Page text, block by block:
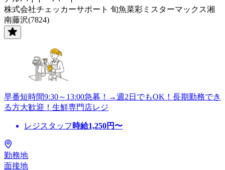
株式会社チェッカーサポート 旬魚菜彩ミスターマックス湘
南藤沢(7824)
早番短時間9:30～13:00急募！→週2日でもOK！長期勤務でき
る方大歓迎！生鮮専門店レジ
レジスタッフ 時給1,250円〜
勤務地
面接地